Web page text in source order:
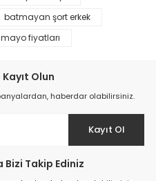
batmayan şort erkek
fiyatları
Olun
haberdar olabilirsiniz.
Kayıt Ol
Takip Ediniz